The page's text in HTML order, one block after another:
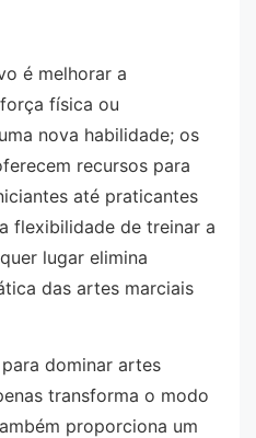
é melhorar a
física ou
nova habilidade; os
recursos para
até praticantes
flexibilidade de treinar a
lugar elimina
das artes marciais
dominar artes
transforma o modo
proporciona um